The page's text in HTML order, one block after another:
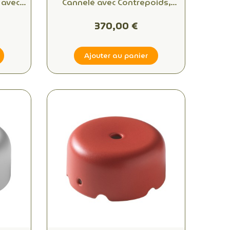
370,00 €
Ajouter au panier